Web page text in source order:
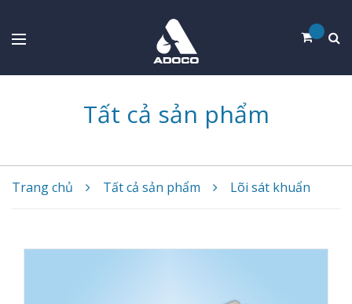
Tất cả sản phẩm
Trang chủ Tất cả sản phẩm Lõi sát khuẩn